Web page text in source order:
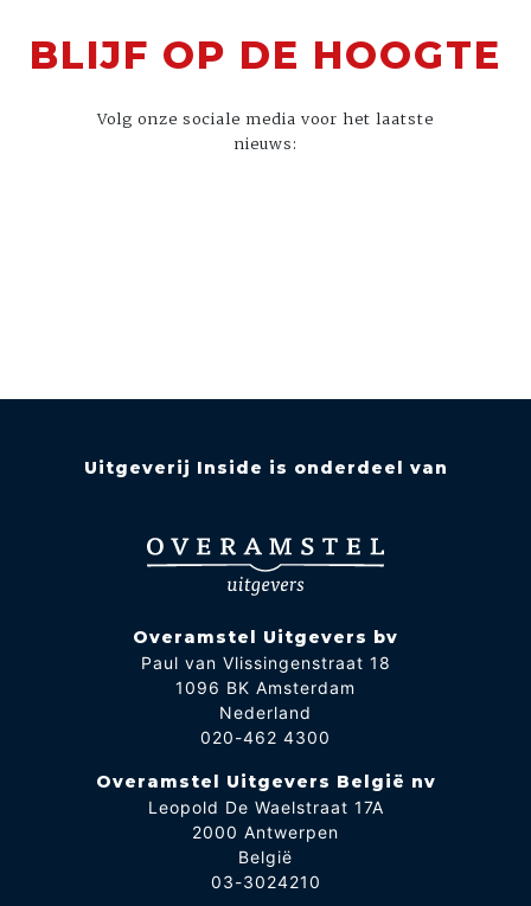
BLIJF OP DE HOOGTE
Volg onze sociale media voor het laatste
nieuws:
Uitgeverij Inside is onderdeel van
Overamstel Uitgevers bv
Paul van Vlissingenstraat 18
1096 BK Amsterdam
Nederland
020-462 4300
Overamstel Uitgevers België nv
Leopold De Waelstraat 17A
2000 Antwerpen
België
03-3024210